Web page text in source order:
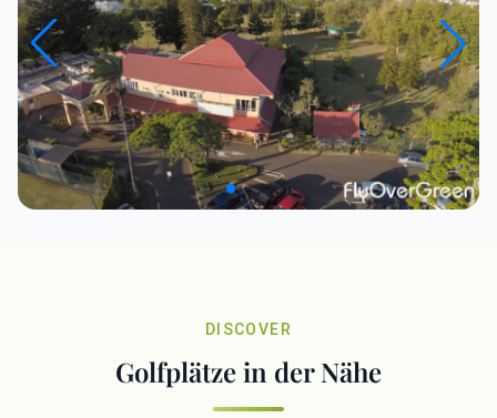
DISCOVER
Golfplätze in der Nähe